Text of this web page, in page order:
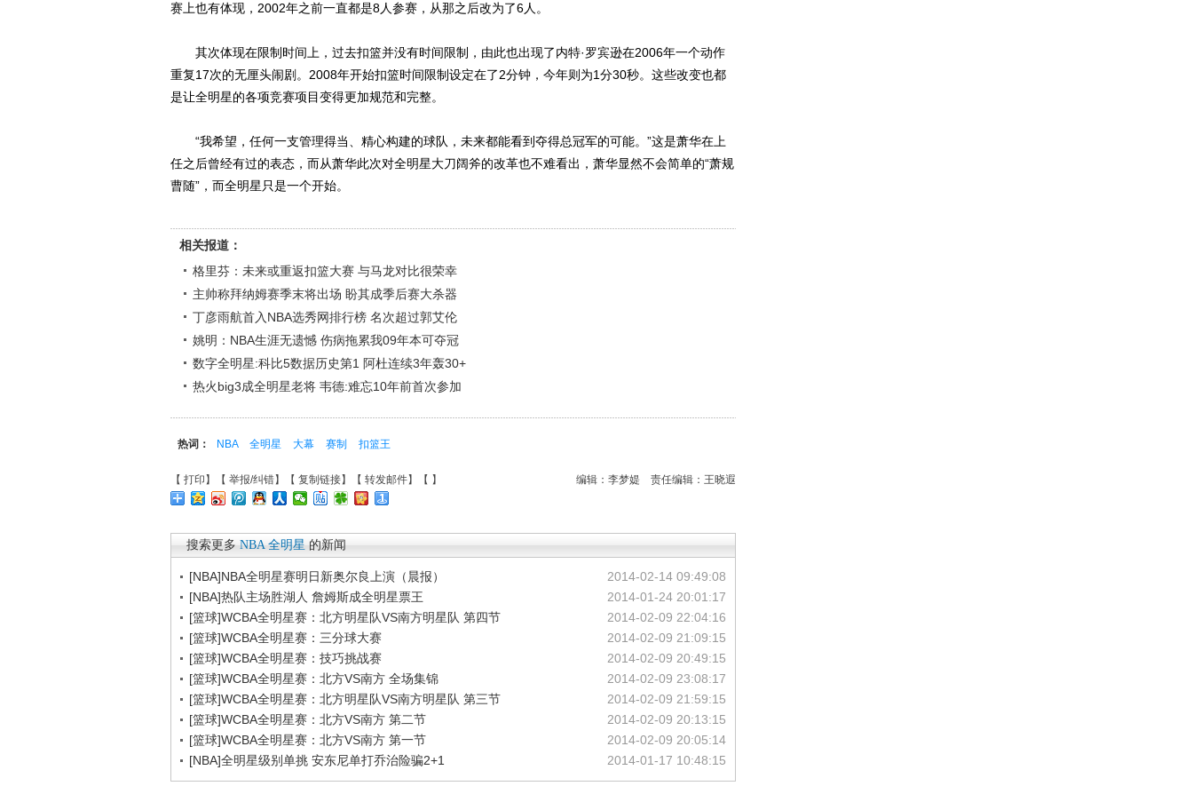
赛上也有体现，2002年之前一直都是8人参赛，从那之后改为了6人。
其次体现在限制时间上，过去扣篮并没有时间限制，由此也出现了内特·罗宾逊在2006年一个动作
重复17次的无厘头闹剧。2008年开始扣篮时间限制设定在了2分钟，今年则为1分30秒。这些改变也都
是让全明星的各项竞赛项目变得更加规范和完整。
“我希望，任何一支管理得当、精心构建的球队，未来都能看到夺得总冠军的可能。”这是萧华在上
任之后曾经有过的表态，而从萧华此次对全明星大刀阔斧的改革也不难看出，萧华显然不会简单的“萧规
曹随”，而全明星只是一个开始。
相关报道：
格里芬：未来或重返扣篮大赛 与马龙对比很荣幸
主帅称拜纳姆赛季末将出场 盼其成季后赛大杀器
丁彦雨航首入NBA选秀网排行榜 名次超过郭艾伦
姚明：NBA生涯无遗憾 伤病拖累我09年本可夺冠
数字全明星:科比5数据历史第1 阿杜连续3年轰30+
热火big3成全明星老将 韦德:难忘10年前首次参加
热词： NBA 全明星 大幕 赛制 扣篮王
编辑：李梦媞 责任编辑：王晓遐
【 打印 】【 举报/纠错】【 复制链接】【 转发邮件】【 】
搜索更多 NBA 全明星 的新闻
2014-02-14 09:49:08
[NBA]NBA全明星赛明日新奥尔良上演（晨报）
2014-01-24 20:01:17
[NBA]热队主场胜湖人 詹姆斯成全明星票王
2014-02-09 22:04:16
[篮球]WCBA全明星赛：北方明星队VS南方明星队 第四节
2014-02-09 21:09:15
[篮球]WCBA全明星赛：三分球大赛
2014-02-09 20:49:15
[篮球]WCBA全明星赛：技巧挑战赛
2014-02-09 23:08:17
[篮球]WCBA全明星赛：北方VS南方 全场集锦
2014-02-09 21:59:15
[篮球]WCBA全明星赛：北方明星队VS南方明星队 第三节
2014-02-09 20:13:15
[篮球]WCBA全明星赛：北方VS南方 第二节
2014-02-09 20:05:14
[篮球]WCBA全明星赛：北方VS南方 第一节
2014-01-17 10:48:15
[NBA]全明星级别单挑 安东尼单打乔治险骗2+1